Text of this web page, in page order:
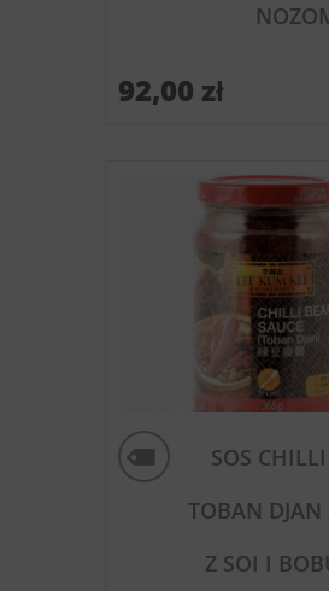
92,00 zł
SOS
TOBAN DJAN
Z SOI I